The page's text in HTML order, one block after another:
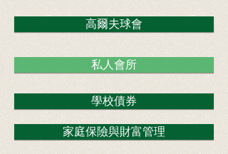
高爾夫球會
私人會所
學校債券
家庭保險與財富管理